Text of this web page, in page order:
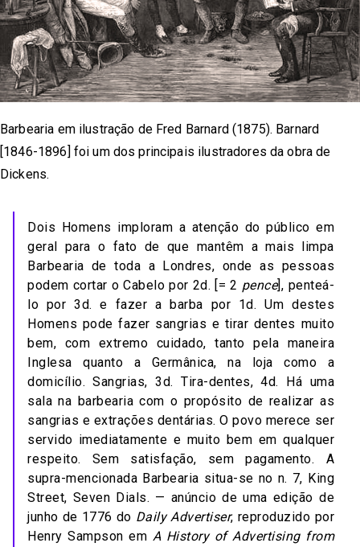
Barbearia em ilustração de Fred Barnard (1875). Barnard
[1846-1896] foi um dos principais ilustradores da obra de
Dickens.
Dois Homens imploram a atenção do público em
geral para o fato de que mantêm a mais limpa
Barbearia de toda a Londres, onde as pessoas
podem cortar o Cabelo por 2d. [= 2 pence], penteá-
lo por 3d. e fazer a barba por 1d. Um destes
Homens pode fazer sangrias e tirar dentes muito
bem, com extremo cuidado, tanto pela maneira
Inglesa quanto a Germânica, na loja como a
domicílio. Sangrias, 3d. Tira-dentes, 4d. Há uma
sala na barbearia com o propósito de realizar as
sangrias e extrações dentárias. O povo merece ser
servido imediatamente e muito bem em qualquer
respeito. Sem satisfação, sem pagamento. A
supra-mencionada Barbearia situa-se no n. 7, King
Street, Seven Dials. — anúncio de uma edição de
junho de 1776 do Daily Advertiser, reproduzido por
Henry Sampson em A History of Advertising from